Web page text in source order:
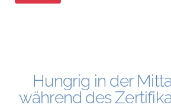
Hungrig in der
während des